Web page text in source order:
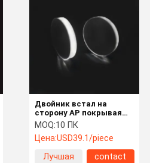
Двойник встал на
сторону АР покрывая
объектив лазера ФЛ125
41.5*8мм фокусируя
MOQ:10 ПК
Цена:USD39.1/piece
Лучшая
contact